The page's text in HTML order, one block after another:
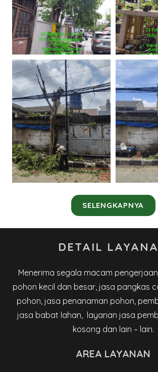
SELENGKAPNYA
DETAIL
Menerima segala macam
pohon kecil dan besar, jasa pangkas
pohon, jasa penanaman pohon,
jasa babat lahan, layanan jasa
kosong dan lain – lain.
AREA LAYANAN